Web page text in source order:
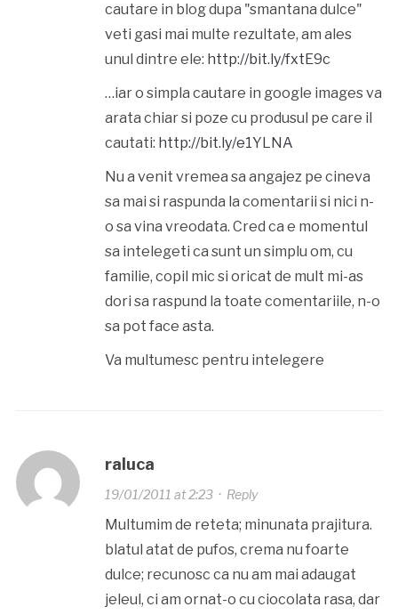
cautare in blog dupa "smantana dulce"
veti gasi mai multe rezultate, am ales
unul dintre ele: http://bit.ly/fxtE9c
…iar o simpla cautare in google images va
arata chiar si poze cu produsul pe care il
cautati: http://bit.ly/e1YLNA
Nu a venit vremea sa angajez pe cineva
sa mai si raspunda la comentarii si nici n-
o sa vina vreodata. Cred ca e momentul
sa intelegeti ca sunt un simplu om, cu
familie, copil mic si oricat de mult mi-as
dori sa raspund la toate comentariile, n-o
sa pot face asta.
Va multumesc pentru intelegere
raluca
19/01/2011 at 2:23· Reply
Multumim de reteta; minunata prajitura.
blatul atat de pufos, crema nu foarte
dulce; recunosc ca nu am mai adaugat
jeleul, ci am ornat-o cu ciocolata rasa, dar